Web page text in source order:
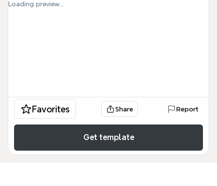
Loading preview...
Favorites Share Report
Get template